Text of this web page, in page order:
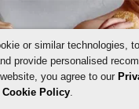
or similar technologies,
provide personalised
you agree to our
Cookie Policy.